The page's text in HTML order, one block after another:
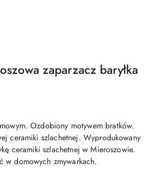
zaparzacz baryłka
Ozdobiony motywem bratków.
ceramiki szlachetnej. Wyprodukowany
ceramiki szlachetnej w Mieroszowie.
w domowych zmywarkach.